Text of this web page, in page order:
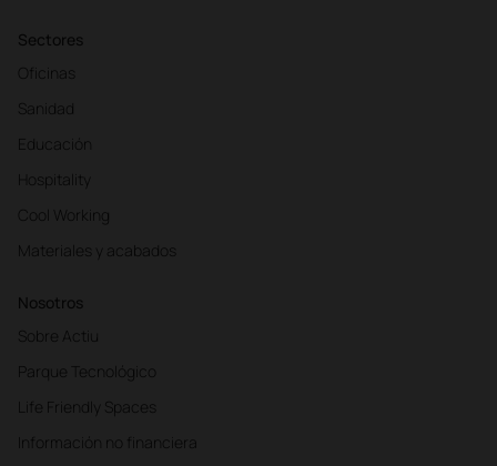
Sectores
Oficinas
Sanidad
Educación
Hospitality
Cool Working
Materiales y acabados
Nosotros
Sobre Actiu
Parque Tecnológico
Life Friendly Spaces
Información no financiera